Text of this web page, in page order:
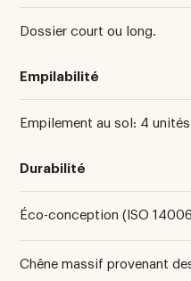
Dossier court ou long.
Empilabilité
Empilement au sol: 4
Durabilité
Éco-conception (ISO
Chêne massif provenant